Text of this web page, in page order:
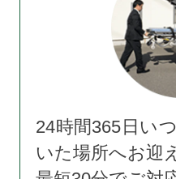
24時間365日い
いた場所へお迎